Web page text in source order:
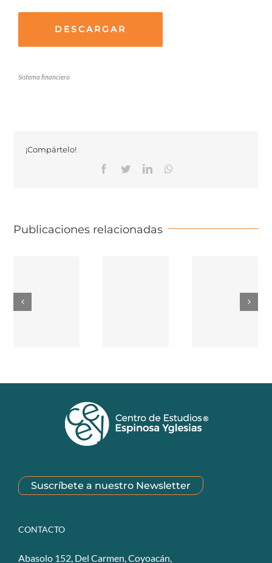
DESCARGAR
Sistema financiero
¡Compártelo!
Facebook
TwitterLinkedinWhatsapp
Publicaciones relacionadas
Suscríbete a nuestro Newsletter
CONTACTO
Abasolo 152, Del Carmen, Coyoacán,